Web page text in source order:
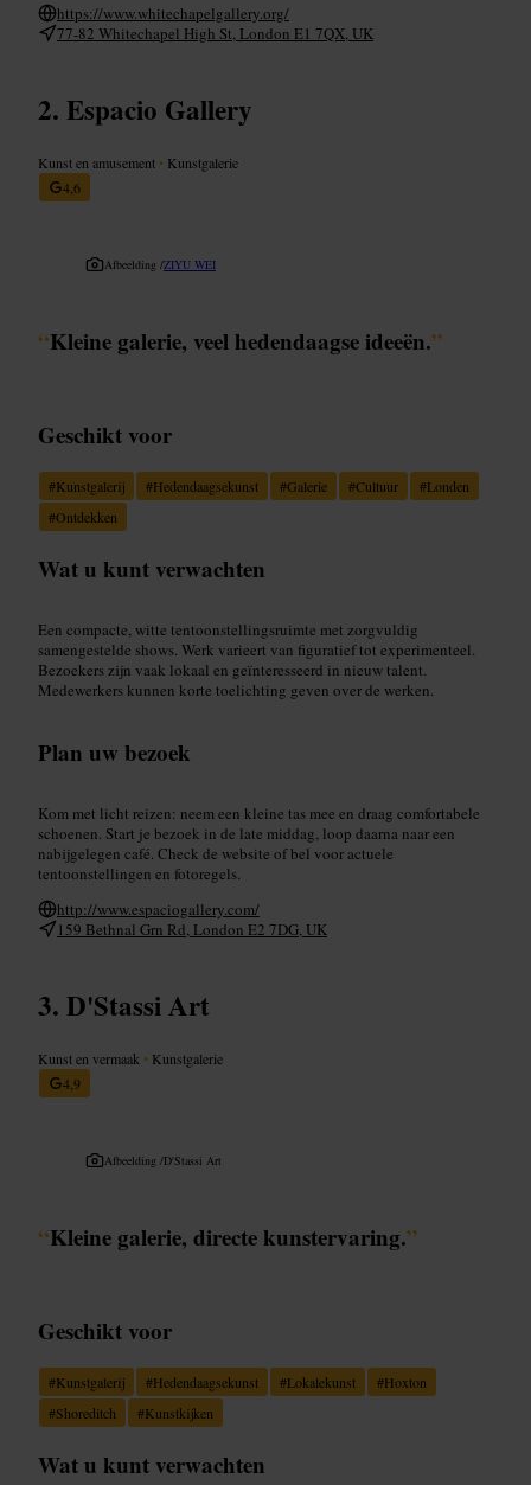
https://www.whitechapelgallery.org/
77-82 Whitechapel High St, London E1 7QX, UK
Espacio Gallery
Kunst en amusement • Kunstgalerie
4,6
Afbeelding /ZIYU WEI
“Kleine galerie, veel hedendaagse ideeën.”
Geschikt voor
#Kunstgalerij #Hedendaagsekunst #Galerie #Cultuur #Londen
#Ontdekken
Wat u kunt verwachten
Een compacte, witte tentoonstellingsruimte met zorgvuldig
samengestelde shows. Werk varieert van figuratief tot experimenteel.
Bezoekers zijn vaak lokaal en geïnteresseerd in nieuw talent.
Medewerkers kunnen korte toelichting geven over de werken.
Plan uw bezoek
Kom met licht reizen: neem een kleine tas mee en draag comfortabele
schoenen. Start je bezoek in de late middag, loop daarna naar een
nabijgelegen café. Check de website of bel voor actuele
tentoonstellingen en fotoregels.
http://www.espaciogallery.com/
159 Bethnal Grn Rd, London E2 7DG, UK
D'Stassi Art
Kunst en vermaak • Kunstgalerie
4,9
Afbeelding /D'Stassi Art
“Kleine galerie, directe kunstervaring.”
Geschikt voor
#Kunstgalerij #Hedendaagsekunst #Lokalekunst #Hoxton
#Shoreditch #Kunstkijken
Wat u kunt verwachten